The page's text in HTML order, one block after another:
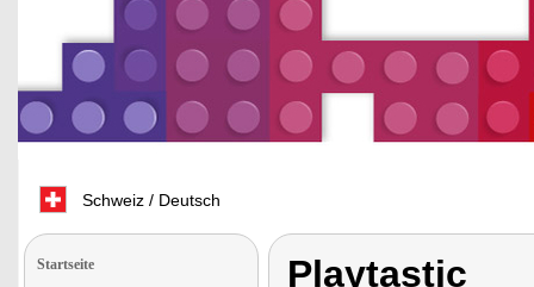
Schweiz / Deutsch
Startseite Playtastic